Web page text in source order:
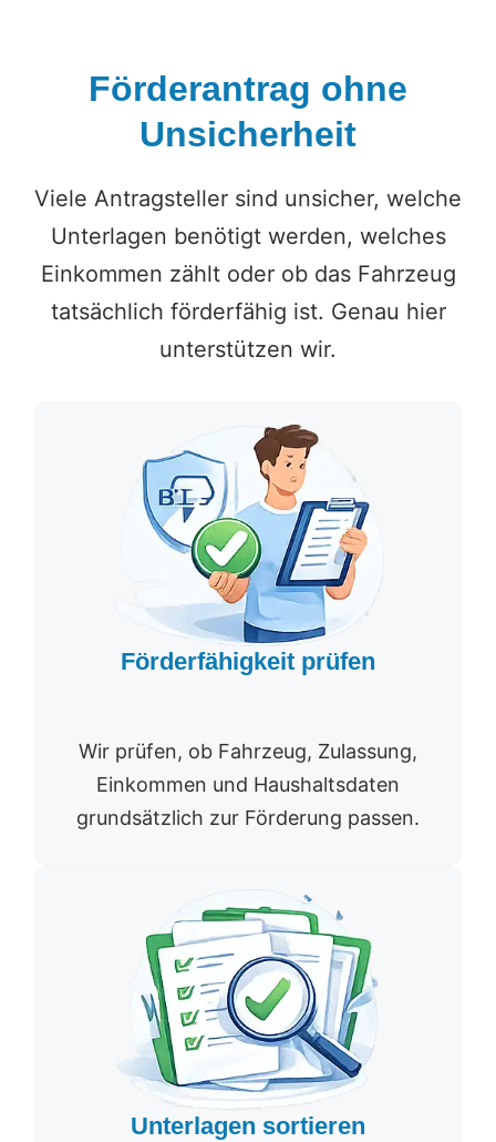
Förderantrag ohne
Unsicherheit
Viele Antragsteller sind unsicher, welche
Unterlagen benötigt werden, welches
Einkommen zählt oder ob das Fahrzeug
tatsächlich förderfähig ist. Genau hier
unterstützen wir.
Förderfähigkeit prüfen
Wir prüfen, ob Fahrzeug, Zulassung,
Einkommen und Haushaltsdaten
grundsätzlich zur Förderung passen.
Unterlagen sortieren